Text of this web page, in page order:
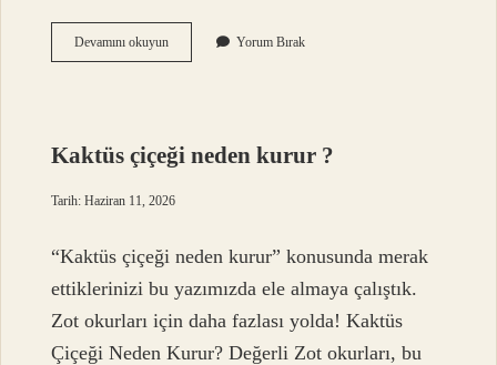
Devamını okuyunBuzluktan
çıkan
?
Yorum Bırak
Kaktüs çiçeği neden kurur ?
Tarih: Haziran 11, 2026
“Kaktüs çiçeği neden kurur” konusunda merak
ettiklerinizi bu yazımızda ele almaya çalıştık.
Zot okurları için daha fazlası yolda! Kaktüs
Çiçeği Neden Kurur? Değerli Zot okurları, bu